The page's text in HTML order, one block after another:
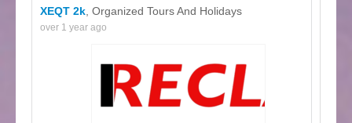
XEQT 2k , Organized Tours And Holidays
over 1 year ago